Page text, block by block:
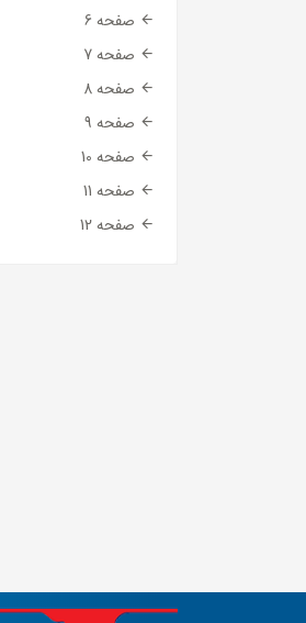
صفحه 6
صفحه 7
صفحه 8
صفحه 9
صفحه 10
صفحه 11
صفحه 12